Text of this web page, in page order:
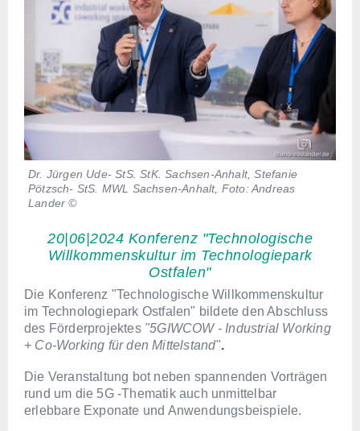
Dr. Jürgen Ude- StS. StK. Sachsen-Anhalt, Stefanie
Pötzsch- StS. MWL Sachsen-Anhalt, Foto: Andreas
Lander ©
20|06|2024 Konferenz "Technologische
Willkommenskultur im Technologiepark
Ostfalen"
Die Konferenz "Technologische Willkommenskultur
im Technologiepark Ostfalen" bildete den Abschluss
des Förderprojektes "5GIWCOW - Industrial Working
+ Co-Working für den Mittelstand".
Die Veranstaltung bot neben spannenden Vorträgen
rund um die 5G -Thematik auch unmittelbar
erlebbare Exponate und Anwendungsbeispiele.